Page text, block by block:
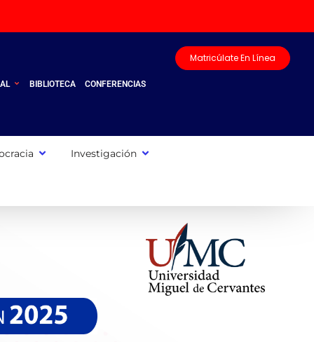
BIBLIOTECA CONFERENCIAS
Matricúlate En Línea
Investigación